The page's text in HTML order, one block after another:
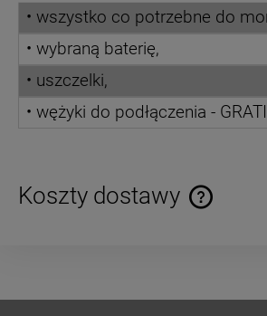
• wszystko co potrzebne do
• wybraną baterię,
• uszczelki,
• wężyki do podłączenia -
Koszty dostawy
Cena nie zawiera ewentualnych kosztów